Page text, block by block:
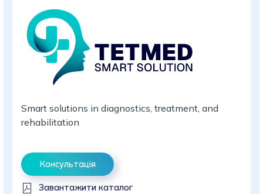
Smart solutions in diagnostics, treatment, and
rehabilitation
Консультація
Завантажити каталог